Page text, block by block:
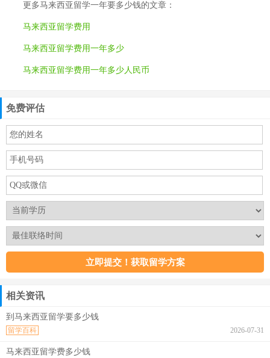
更多马来西亚留学一年要多少钱的文章：
马来西亚留学费用
马来西亚留学费用一年多少
马来西亚留学费用一年多少人民币
免费评估
相关资讯
到马来西亚留学要多少钱
2026-07-31
留学百科
马来西亚留学费多少钱